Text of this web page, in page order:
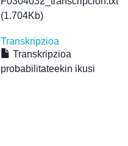
(1.704Kb)
Transkripzioa
Transkripzioa
probabilitateekin ikusi